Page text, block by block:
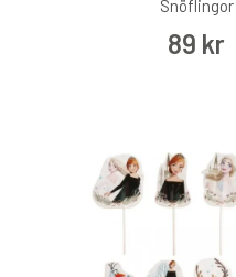
Snöflingor
89 kr